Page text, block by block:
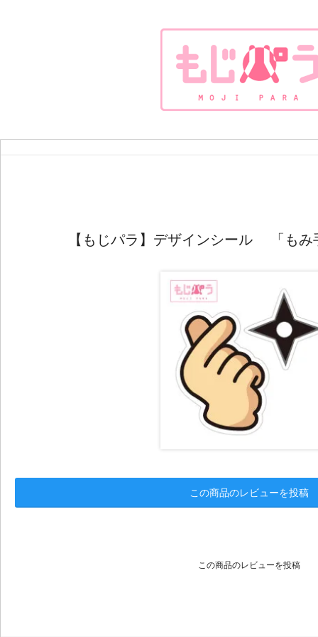
【もじパラ】デザインシール 「もみ
この商品のレビューを投稿
この商品のレビューを投稿